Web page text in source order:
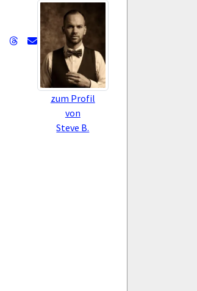
zum Profil
von
Steve B.